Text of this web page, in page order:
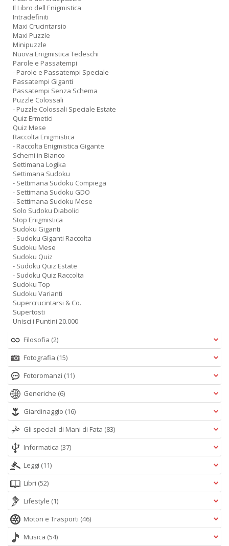
Il Libro dell Enigmistica
Intradefiniti
Maxi Crucintarsio
Maxi Puzzle
Minipuzzle
Nuova Enigmistica Tedeschi
Parole e Passatempi
- Parole e Passatempi Speciale
Passatempi Giganti
Passatempi Senza Schema
Puzzle Colossali
- Puzzle Colossali Speciale Estate
Quiz Ermetici
Quiz Mese
Raccolta Enigmistica
- Raccolta Enigmistica Gigante
Schemi in Bianco
Settimana Logika
Settimana Sudoku
- Settimana Sudoku Compiega
- Settimana Sudoku GDO
- Settimana Sudoku Mese
Solo Sudoku Diabolici
Stop Enigmistica
Sudoku Giganti
- Sudoku Giganti Raccolta
Sudoku Mese
Sudoku Quiz
- Sudoku Quiz Estate
- Sudoku Quiz Raccolta
Sudoku Top
Sudoku Varianti
Supercrucintarsi & Co.
Supertosti
Unisci i Puntini 20.000
Filosofia (2)
Fotografia (15)
Fotoromanzi (11)
Generiche (6)
Giardinaggio (16)
Gli speciali di Mani di Fata (83)
Informatica (37)
Leggi (11)
Libri (52)
Lifestyle (1)
Motori e Trasporti (46)
Musica (54)